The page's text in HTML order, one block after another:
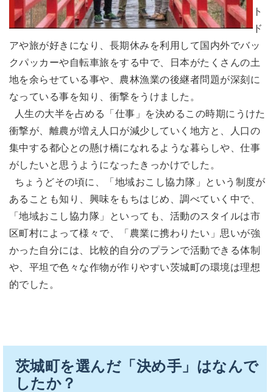
ト
ド
アや旅が好きになり、長期休みを利用して国内外でバッ
クパッカーや自転車旅をする中で、日本がたくさんの土
地を余らせている事や、農林漁業の後継者問題が深刻に
なっている事を知り、衝撃をうけました。
人生の大半を占める「仕事」を決めるこの時期にうけた
衝撃が、離農が増え人口が減少していく地方と、人口の
集中する都心との懸け橋になれるような暮らしや、仕事
がしたいと思うようになったきっかけでした。
ちょうどその頃に、「地域おこし協力隊」という制度が
あることも知り、興味をもちはじめ、調べていく中で、
「地域おこし協力隊」といっても、活動のスタイルは市
区町村によって様々で、「農業に携わりたい」思いが強
かった自分には、比較的自分のプランで活動できる体制
や、平坦で色々な作物が作りやすい茨城町の環境は理想
的でした。
茨城町を選んだ「決め手」はなんで
したか？